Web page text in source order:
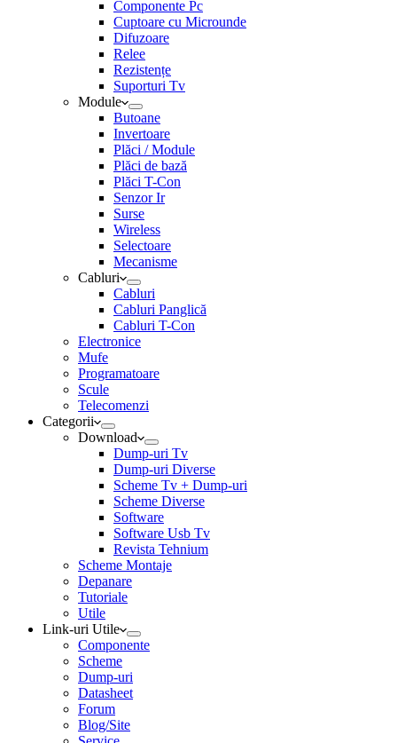
Componente Pc
Cuptoare cu Microunde
Difuzoare
Relee
Rezistențe
Suporturi Tv
Module
Butoane
Invertoare
Plăci / Module
Plăci de bază
Plăci T-Con
Senzor Ir
Surse
Wireless
Selectoare
Mecanisme
Cabluri
Cabluri
Cabluri Panglică
Cabluri T-Con
Electronice
Mufe
Programatoare
Scule
Telecomenzi
Categorii
Download
Dump-uri Tv
Dump-uri Diverse
Scheme Tv + Dump-uri
Scheme Diverse
Software
Software Usb Tv
Revista Tehnium
Scheme Montaje
Depanare
Tutoriale
Utile
Link-uri Utile
Componente
Scheme
Dump-uri
Datasheet
Forum
Blog/Site